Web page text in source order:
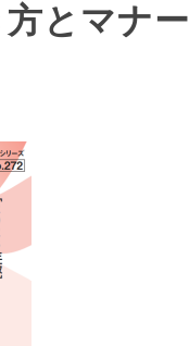
とマナー